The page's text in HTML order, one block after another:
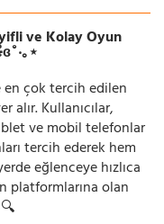
ve Kolay Oyun
｡⋆
çok tercih edilen
alır. Kullanıcılar,
ve mobil telefonlar
tercih ederek hem
eğlenceye hızlıca
platformlarına olan